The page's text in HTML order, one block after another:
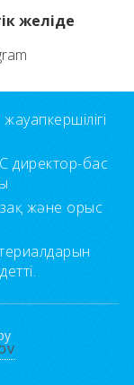
желіде
директор-бас
және орыс